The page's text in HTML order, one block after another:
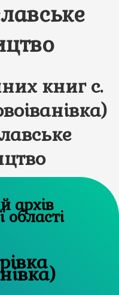
книг с.
архів
області